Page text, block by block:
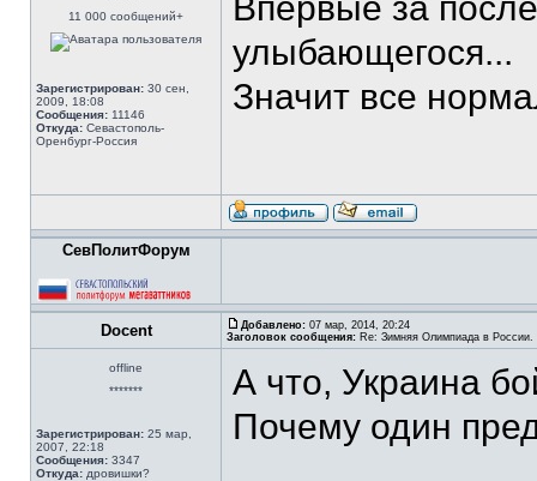
11 000 сообщений+
Зарегистрирован: 30 сен,
2009, 18:08
Сообщения: 11146
Откуда: Севастополь-
Оренбург-Россия
улыбающегося...
Значит все
СевПолитФорум
Docent Добавлено: 07 мар, 2014, 20:24
Заголовок сообщения: Re: Зимняя Олимпиада в России.
offline
*******
Зарегистрирован: 25 мар,
2007, 22:18
Сообщения: 3347
Откуда: дровишки?
А что, Украина
Почему один